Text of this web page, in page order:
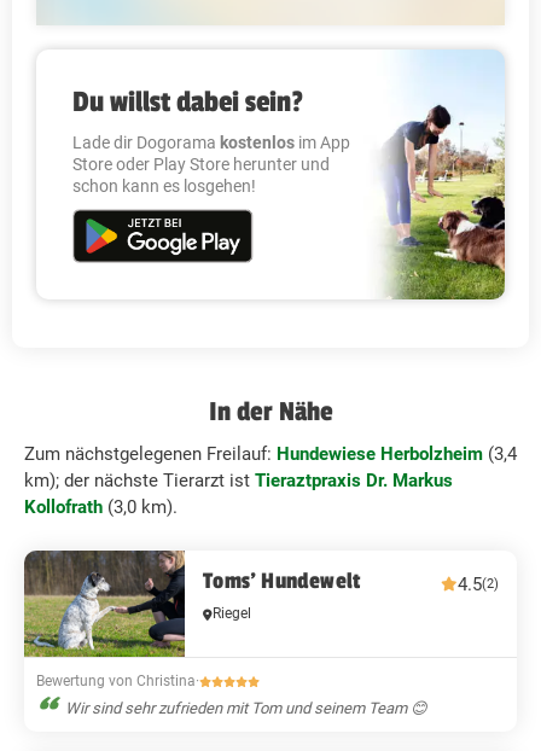
Du willst dabei sein?
Lade dir Dogorama kostenlos im App
Store oder Play Store herunter und
schon kann es losgehen!
In der Nähe
Zum nächstgelegenen Freilauf: Hundewiese Herbolzheim (3,4
km); der nächste Tierarzt ist Tieraztpraxis Dr. Markus
Kollofrath (3,0 km).
Toms' Hundewelt 4.5(2)
Riegel
Bewertung von Christina·
Wir sind sehr zufrieden mit Tom und seinem Team 😊